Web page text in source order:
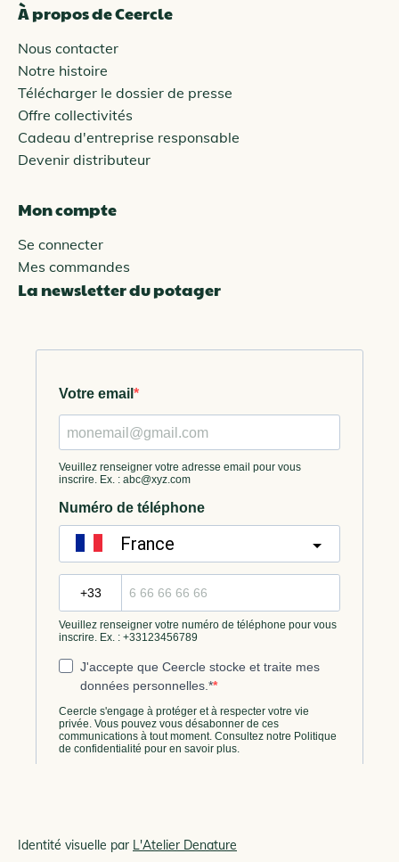
À propos de Ceercle
Nous contacter
Notre histoire
Télécharger le dossier de presse
Offre collectivités
Cadeau d'entreprise responsable
Devenir distributeur
Mon compte
Se connecter
Mes commandes
La newsletter du potager
Identité visuelle par L'Atelier Denature